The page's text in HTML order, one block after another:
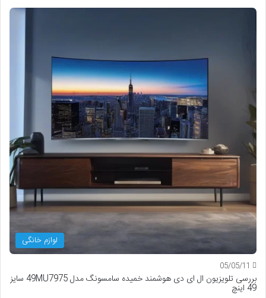
لوازم خانگی
05/05/11
بررسی تلویزیون ال ای دی هوشمند خمیده سامسونگ مدل 49MU7975 سایز
49 اینچ